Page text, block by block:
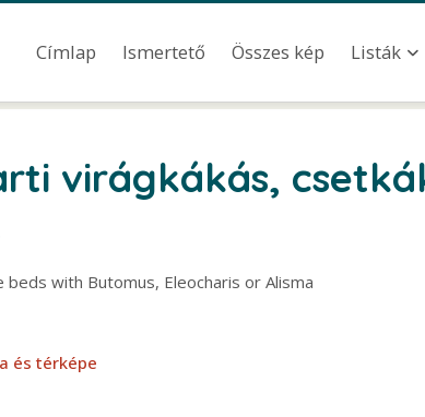
Main menu
Címlap Ismertető Összes kép Listák
virágkákás,
with Butomus, Eleocharis or Alisma
és térképe